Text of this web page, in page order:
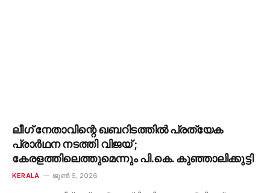
ലീഗ് നേതാവിന്റെ ഖബറിടത്തിൽ പ്രത്യേക
പ്രാർഥന നടത്തി വിജയ് ;
കേരളത്തിലെത്തുമെന്നും പി.കെ. കുഞ്ഞാലിക്കുട്ടി
KERALA ജൂൺ 6, 2026